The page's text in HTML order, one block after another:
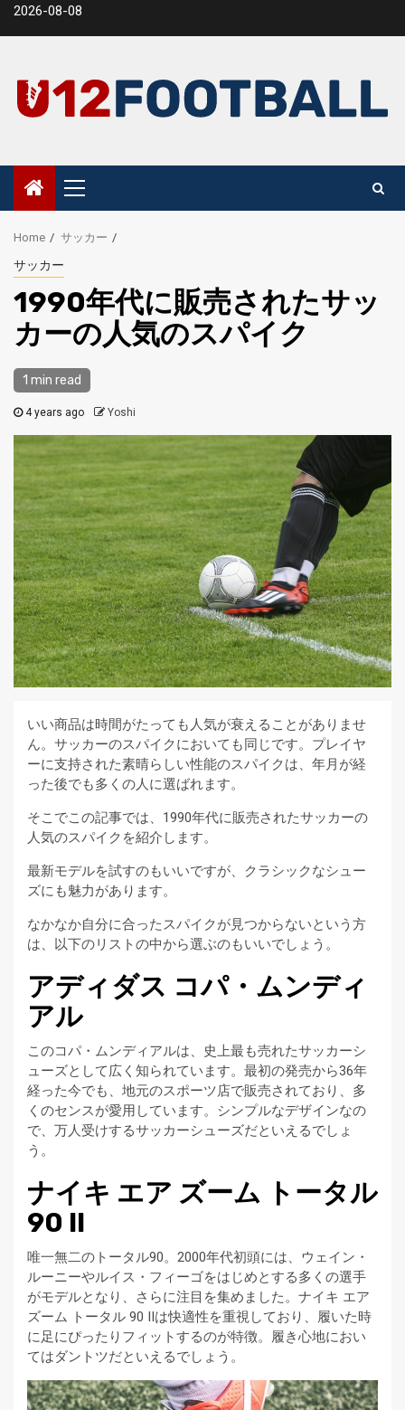
Skip2026-08-08
Primary
Menu
Home サッカー
サッカー
1990年代に販売されたサッ
カーの人気のスパイク
1 min read
4 years ago Yoshi
いい商品は時間がたっても人気が衰えることがありませ
ん。サッカーのスパイクにおいても同じです。プレイヤ
ーに支持された素晴らしい性能のスパイクは、年月が経
った後でも多くの人に選ばれます。
そこでこの記事では、1990年代に販売されたサッカーの
人気のスパイクを紹介します。
最新モデルを試すのもいいですが、クラシックなシュー
ズにも魅力があります。
なかなか自分に合ったスパイクが見つからないという方
は、以下のリストの中から選ぶのもいいでしょう。
アディダス コパ・ムンディ
アル
このコパ・ムンディアルは、史上最も売れたサッカーシ
ューズとして広く知られています。最初の発売から36年
経った今でも、地元のスポーツ店で販売されており、多
くのセンスが愛用しています。シンプルなデザインなの
で、万人受けするサッカーシューズだといえるでしょ
う。
ナイキ エア ズーム トータル
90 II
唯一無二のトータル90。2000年代初頭には、ウェイン・
ルーニーやルイス・フィーゴをはじめとする多くの選手
がモデルとなり、さらに注目を集めました。ナイキ エア
ズーム トータル 90 IIは快適性を重視しており、履いた時
に足にぴったりフィットするのが特徴。履き心地におい
てはダントツだといえるでしょう。